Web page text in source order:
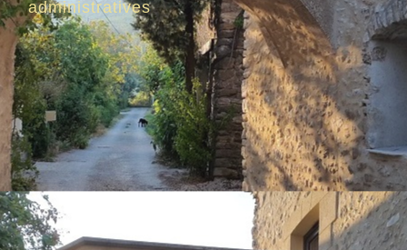
administratives